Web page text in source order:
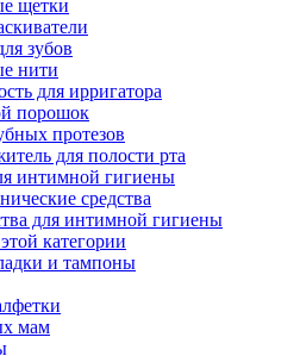
щетки
зубов
нити
для ирригатора
порошок
протезов
для полости рта
интимной гигиены
средства
для интимной гигиены
категории
и тампоны
мам